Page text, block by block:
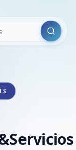
Buscar